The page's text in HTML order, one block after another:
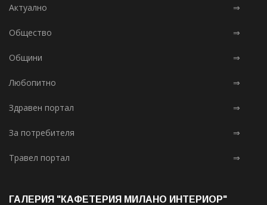
Актуално ⇒
Общество ⇒
Общини ⇒
Любопитно ⇒
Здравен портал ⇒
За потребителя ⇒
Травел портал ⇒
ГАЛЕРИЯ "КАФЕТЕРИЯ МИЛАНО ИНТЕРИОР"